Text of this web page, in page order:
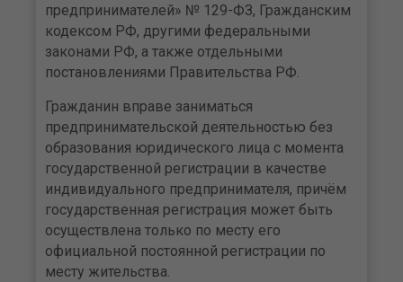
предпринимателей» № 129-ФЗ, Гражданским
кодексом РФ, другими федеральными
законами РФ, а также отдельными
постановлениями Правительства РФ.
Гражданин вправе заниматься
предпринимательской деятельностью без
образования юридического лица с момента
государственной регистрации в качестве
индивидуального предпринимателя, причём
государственная регистрация может быть
осуществлена только по месту его
официальной постоянной регистрации по
месту жительства.